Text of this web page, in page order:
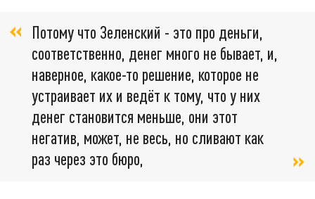
Потому что Зеленский - это про деньги,
соответственно, денег много не бывает, и,
наверное, какое-то решение, которое не
устраивает их и ведёт к тому, что у них
денег становится меньше, они этот
негатив, может, не весь, но сливают как
раз через это бюро,